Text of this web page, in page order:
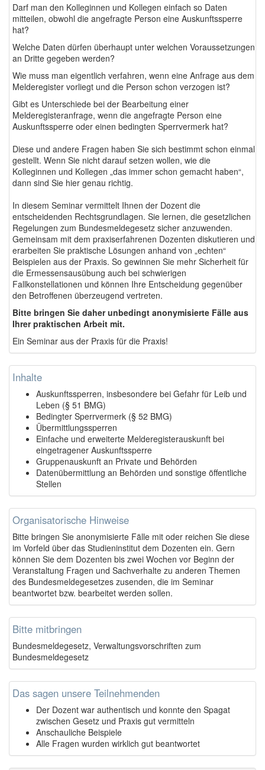
Darf man den Kolleginnen und Kollegen einfach so Daten
mitteilen, obwohl die angefragte Person eine Auskunftssperre
hat?
Welche Daten dürfen überhaupt unter welchen Voraussetzungen
an Dritte gegeben werden?
Wie muss man eigentlich verfahren, wenn eine Anfrage aus dem
Melderegister vorliegt und die Person schon verzogen ist?
Gibt es Unterschiede bei der Bearbeitung einer
Melderegisteranfrage, wenn die angefragte Person eine
Auskunftssperre oder einen bedingten Sperrvermerk hat?
Diese und andere Fragen haben Sie sich bestimmt schon einmal
gestellt. Wenn Sie nicht darauf setzen wollen, wie die
Kolleginnen und Kollegen „das immer schon gemacht haben“,
dann sind Sie hier genau richtig.
In diesem Seminar vermittelt Ihnen der Dozent die
entscheidenden Rechtsgrundlagen. Sie lernen, die gesetzlichen
Regelungen zum Bundesmeldegesetz sicher anzuwenden.
Gemeinsam mit dem praxiserfahrenen Dozenten diskutieren und
erarbeiten Sie praktische Lösungen anhand von „echten“
Beispielen aus der Praxis. So gewinnen Sie mehr Sicherheit für
die Ermessensausübung auch bei schwierigen
Fallkonstellationen und können Ihre Entscheidung gegenüber
den Betroffenen überzeugend vertreten.
Bitte bringen Sie daher unbedingt anonymisierte Fälle aus
Ihrer praktischen Arbeit mit.
Ein Seminar aus der Praxis für die Praxis!
Inhalte
Auskunftssperren, insbesondere bei Gefahr für Leib und
Leben (§ 51 BMG)
Bedingter Sperrvermerk (§ 52 BMG)
Übermittlungssperren
Einfache und erweiterte Melderegisterauskunft bei
eingetragener Auskunftssperre
Gruppenauskunft an Private und Behörden
Datenübermittlung an Behörden und sonstige öffentliche
Stellen
Organisatorische Hinweise
Bitte bringen Sie anonymisierte Fälle mit oder reichen Sie diese
im Vorfeld über das Studieninstitut dem Dozenten ein. Gern
können Sie dem Dozenten bis zwei Wochen vor Beginn der
Veranstaltung Fragen und Sachverhalte zu anderen Themen
des Bundesmeldegesetzes zusenden, die im Seminar
beantwortet bzw. bearbeitet werden sollen.
Bitte mitbringen
Bundesmeldegesetz, Verwaltungsvorschriften zum
Bundesmeldegesetz
Das sagen unsere Teilnehmenden
Der Dozent war authentisch und konnte den Spagat
zwischen Gesetz und Praxis gut vermitteln
Anschauliche Beispiele
Alle Fragen wurden wirklich gut beantwortet